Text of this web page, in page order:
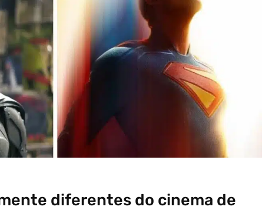
diferentes do cinema de